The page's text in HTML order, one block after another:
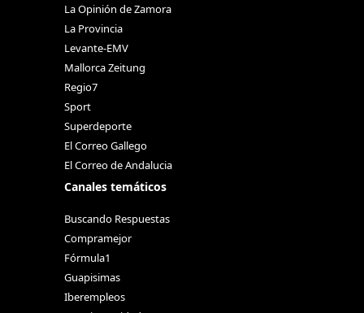
La Opinión de Zamora
La Provincia
Levante-EMV
Mallorca Zeitung
Regio7
Sport
Superdeporte
El Correo Gallego
El Correo de Andalucia
Canales temáticos
Buscando Respuestas
Compramejor
Fórmula1
Guapisimas
Iberempleos